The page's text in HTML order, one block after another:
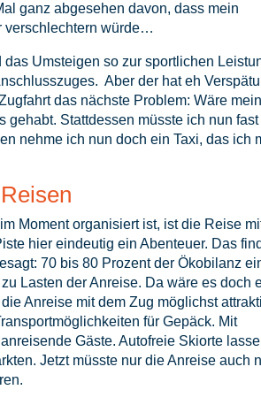
ganz abgesehen davon, dass mein
verschlechtern würde…
Umsteigen so zur sportlichen
Aber der hat eh
das nächste Problem: Wäre mein
gehabt. Stattdessen müsste ich nun fast
nehme ich nun doch ein Taxi, das ich
Moment organisiert ist, ist die Reise
hier eindeutig ein Abenteuer. Das
70 bis 80 Prozent der Ökobilanz
Lasten der Anreise. Da wäre es doch
Anreise mit dem Zug möglichst
für Gepäck. Mit
Gäste. Autofreie Skiorte
Jetzt müsste nur die Anreise auch